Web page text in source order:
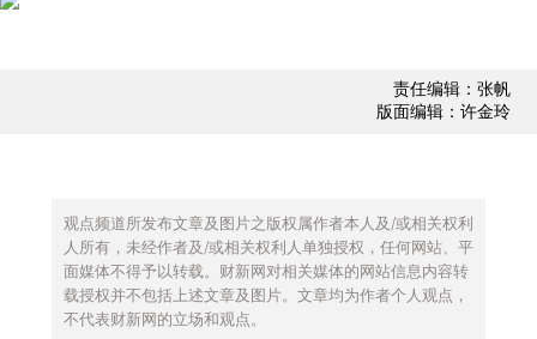
责任编辑：张帆
版面编辑：许金玲
观点频道所发布文章及图片之版权属作者本人及/或相关权利
人所有，未经作者及/或相关权利人单独授权，任何网站、平
面媒体不得予以转载。财新网对相关媒体的网站信息内容转
载授权并不包括上述文章及图片。文章均为作者个人观点，
不代表财新网的立场和观点。